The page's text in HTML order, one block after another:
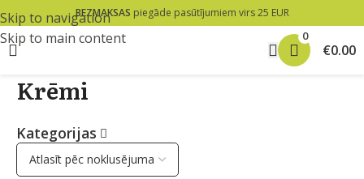
Skip to navigation
Skip to main content
BEZMAKSAS piegāde pasūtījumiem virs 25 EUR
0
€0.00
Krēmi
Kategorijas